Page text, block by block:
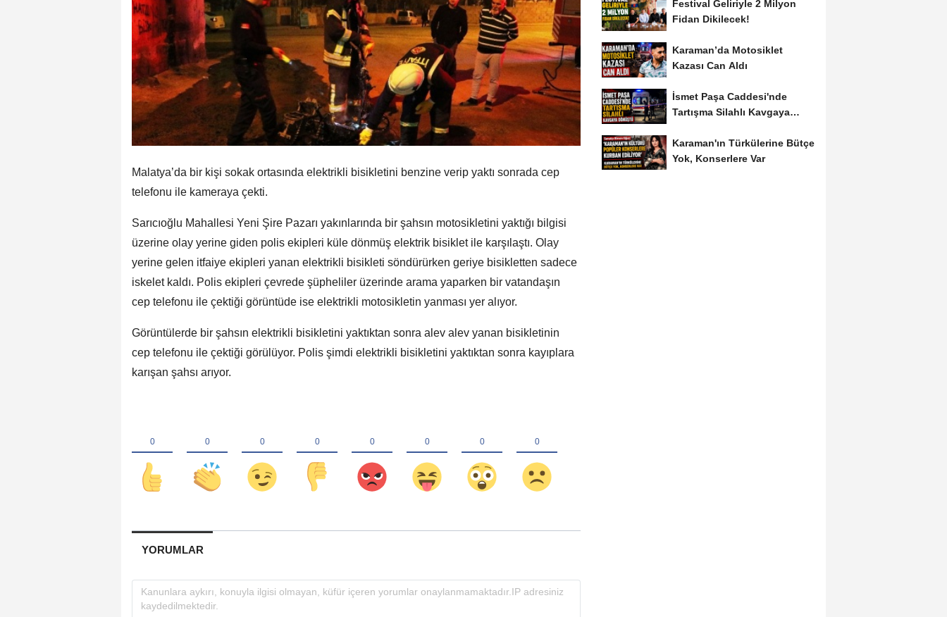
Malatya’da bir kişi sokak ortasında elektrikli bisikletini benzine verip yaktı sonrada cep
telefonu ile kameraya çekti.
Sarıcıoğlu Mahallesi Yeni Şire Pazarı yakınlarında bir şahsın motosikletini yaktığı bilgisi
üzerine olay yerine giden polis ekipleri küle dönmüş elektrik bisiklet ile karşılaştı. Olay
yerine gelen itfaiye ekipleri yanan elektrikli bisikleti söndürürken geriye bisikletten sadece
iskelet kaldı. Polis ekipleri çevrede şüpheliler üzerinde arama yaparken bir vatandaşın
cep telefonu ile çektiği görüntüde ise elektrikli motosikletin yanması yer alıyor.
Görüntülerde bir şahsın elektrikli bisikletini yaktıktan sonra alev alev yanan bisikletinin
cep telefonu ile çektiği görülüyor. Polis şimdi elektrikli bisikletini yaktıktan sonra kayıplara
karışan şahsı arıyor.
YORUMLAR
Festival Geliriyle 2 Milyon
Fidan Dikilecek!
Karaman’da Motosiklet
Kazası Can Aldı
İsmet Paşa Caddesi'nde
Tartışma Silahlı Kavgaya
Karaman'ın Türkülerine Bütçe
Yok, Konserlere Var